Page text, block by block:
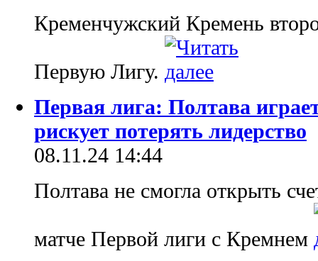
Кременчужский Кремень
Первую Лигу.
Первая лига: Полтава
рискует потерять лидерство
08.11.24 14:44
Полтава не смогла открыть
матче Первой лиги с Кремнем